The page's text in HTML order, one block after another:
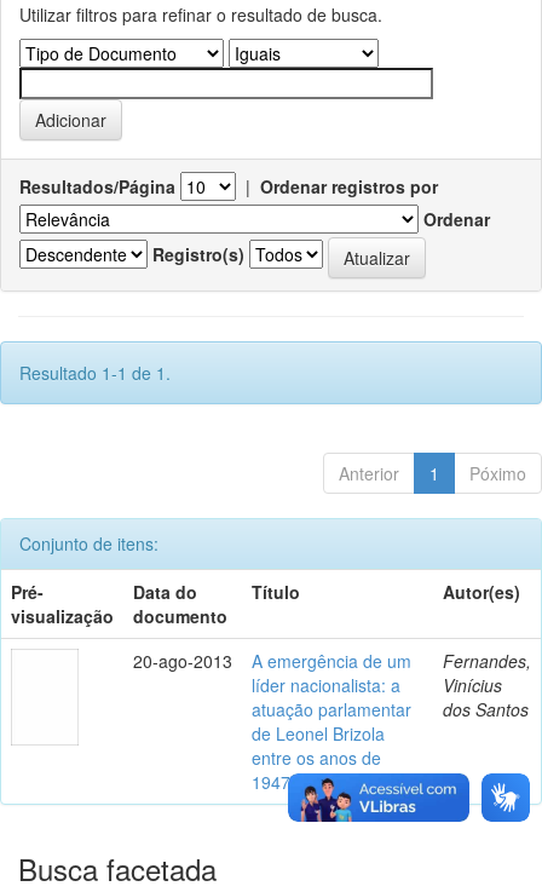
Utilizar filtros para refinar o resultado de busca.
Resultados/Página | Ordenar registros por
Ordenar
Registro(s)
Resultado 1-1 de 1.
Anterior 1 Póximo
Conjunto de itens:
Pré-
visualização
Data do
documento
Título Autor(es)
20-ago-2013
A emergência de um
líder nacionalista: a
atuação parlamentar
de Leonel Brizola
entre os anos de
1947 e 1953
Fernandes,
Vinícius
dos Santos
Busca facetada